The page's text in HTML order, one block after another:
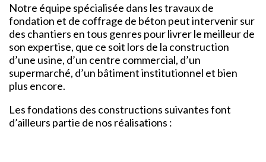
Notre équipe spécialisée dans les travaux de
fondation et de coffrage de béton peut intervenir sur
des chantiers en tous genres pour livrer le meilleur de
son expertise, que ce soit lors de la construction
d’une usine, d’un centre commercial, d’un
supermarché, d’un bâtiment institutionnel et bien
plus encore.
Les fondations des constructions suivantes font
d’ailleurs partie de nos réalisations :